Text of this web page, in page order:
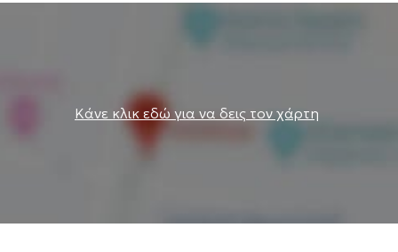
Κάνε κλικ εδώ για να δεις τον χάρτη